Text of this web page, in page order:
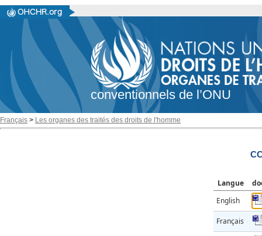
conventionnels de l’ONU
Français > Les organes des traités des droits de l'homme
Langue
English
Français